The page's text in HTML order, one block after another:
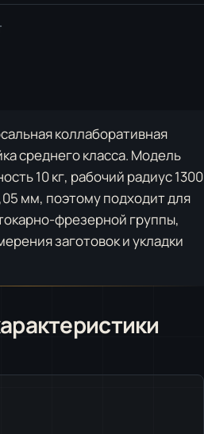
коллаборативная
среднего класса. Модель
10 кг, рабочий радиус 1300
мм, поэтому подходит для
фрезерной группы,
заготовок и укладки